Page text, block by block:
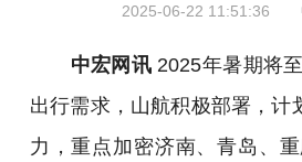
地方发展
2025-06-22 11:51:36
中宏网讯 2025年暑期将
出行需求，山航积极部署，计
力，重点加密济南、青岛、